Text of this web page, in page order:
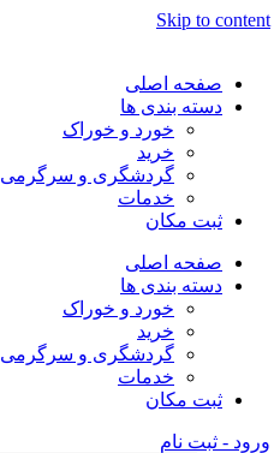
Skip to content
صفحه اصلی
دسته بندی ها
خورد و خوراک
خرید
گردشگری و سرگرمی
خدمات
ثبت مکان
صفحه اصلی
دسته بندی ها
خورد و خوراک
خرید
گردشگری و سرگرمی
خدمات
ثبت مکان
ورود - ثبت نام